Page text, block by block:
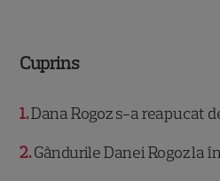
Cuprins
1 Dana Rogoz s-a reapucat
2 Gândurile Danei Rogoz la